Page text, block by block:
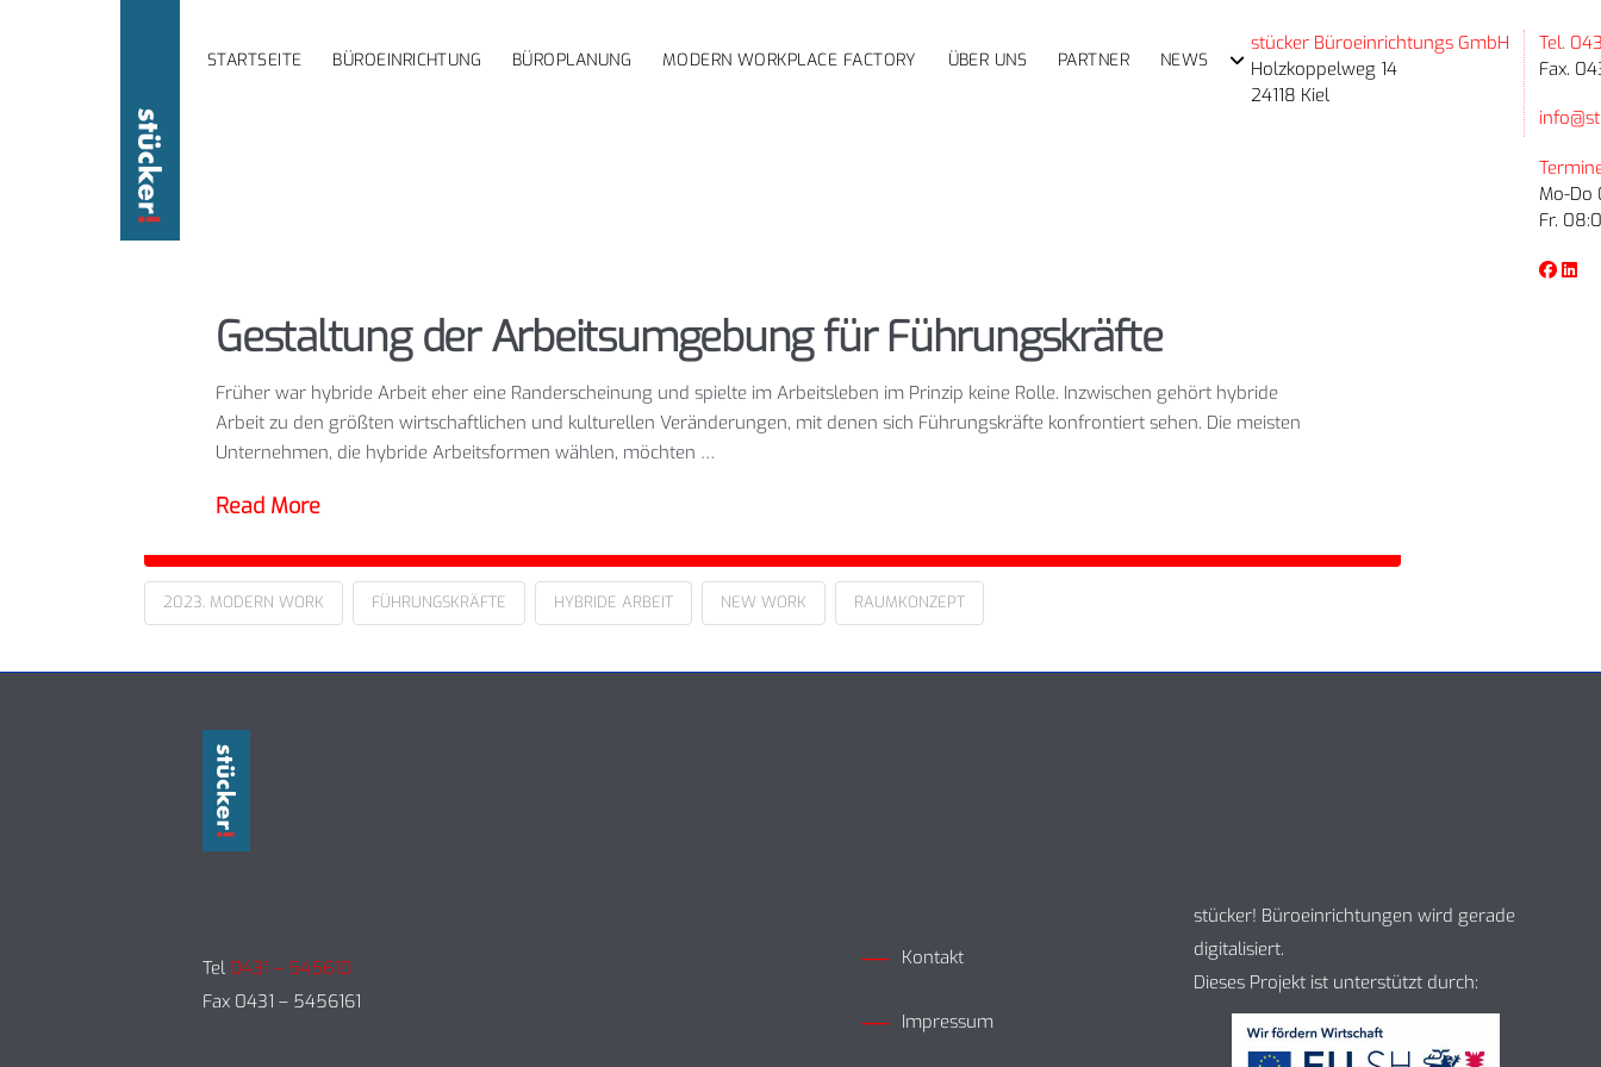
STARTSEITE BÜROEINRICHTUNG BÜROPLANUNG MODERN WORKPLACE FACTORY ÜBER UNS PARTNER NEWS
stücker Büroeinrichtungs GmbH
Holzkoppelweg 14
24118 Kiel
Tel.
Fax.
Mo-Do
Fr.
Gestaltung der Arbeitsumgebung für Führungskräfte
Früher war hybride Arbeit eher eine Randerscheinung und spielte im Arbeitsleben im Prinzip keine Rolle. Inzwischen gehört hybride
Arbeit zu den größten wirtschaftlichen und kulturellen Veränderungen, mit denen sich Führungskräfte konfrontiert sehen. Die meisten
Unternehmen, die hybride Arbeitsformen wählen, möchten …
Read More
2023. MODERN WORK FÜHRUNGSKRÄFTE HYBRIDE ARBEIT NEW WORK RAUMKONZEPT
Tel 0431 – 545610
Fax 0431 – 5456161
Kontakt
Impressum
stücker! Büroeinrichtungen wird gerade
digitalisiert.
Dieses Projekt ist unterstützt durch: